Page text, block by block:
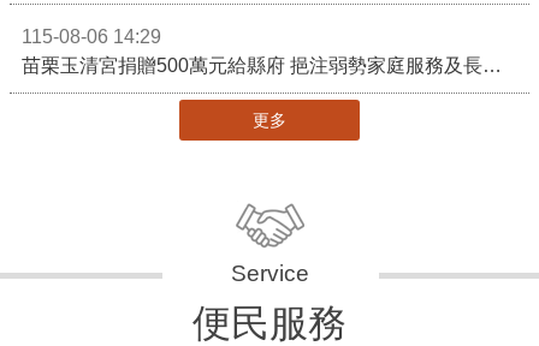
115-08-06 14:29
苗栗玉清宮捐贈500萬元給縣府 挹注弱勢家庭服務及長照醫療資源
更多
便民服務